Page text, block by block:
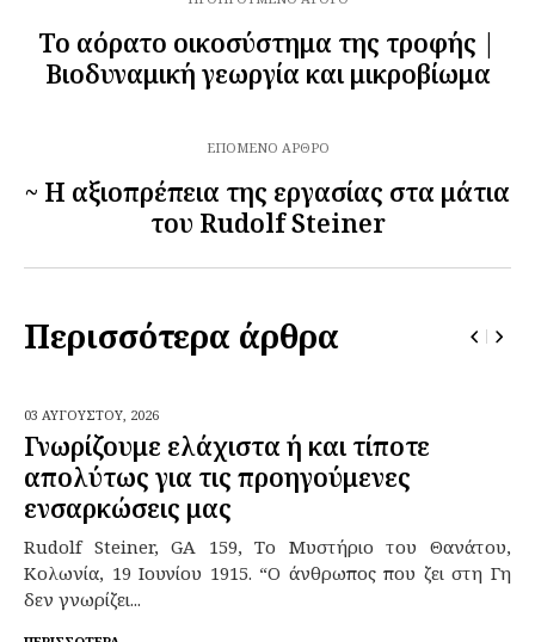
Το αόρατο οικοσύστημα της τροφής |
Βιοδυναμική γεωργία και μικροβίωμα
ΕΠΌΜΕΝΟ ΆΡΘΡΟ
~ Η αξιοπρέπεια της εργασίας στα μάτια
του Rudolf Steiner
Περισσότερα άρθρα
03 ΑΥΓΟΎΣΤΟΥ, 2026
Γνωρίζουμε ελάχιστα ή και τίποτε
απολύτως για τις προηγούμενες
ενσαρκώσεις μας
Rudolf Steiner, GA 159, Το Μυστήριο του Θανάτου,
Κολωνία, 19 Ιουνίου 1915. “Ο άνθρωπος που ζει στη Γη
δεν γνωρίζει...